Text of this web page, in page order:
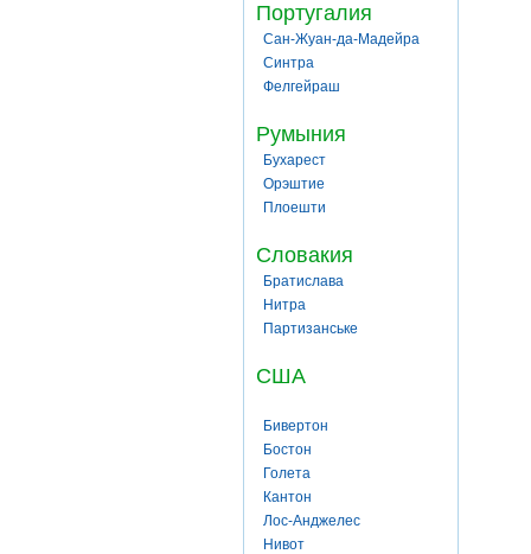
Португалия
Сан-Жуан-да-Мадейра
Синтра
Фелгейраш
Румыния
Бухарест
Орэштие
Плоешти
Словакия
Братислава
Нитра
Партизанське
США
Бивертон
Бостон
Голета
Кантон
Лос-Анджелес
Нивот